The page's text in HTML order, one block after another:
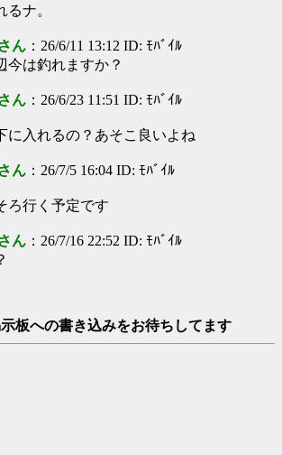
ナ。
ん ：26/6/11 13:12 ID: ﾓﾊﾞｲﾙ
今は釣れますか？
ん ：26/6/23 11:51 ID: ﾓﾊﾞｲﾙ
に入れるの？あそこ良いよね
ん ：26/7/5 16:04 ID: ﾓﾊﾞｲﾙ
ろ行く予定です
ん ：26/7/16 22:52 ID: ﾓﾊﾞｲﾙ
板への書き込みをお待ちしてます